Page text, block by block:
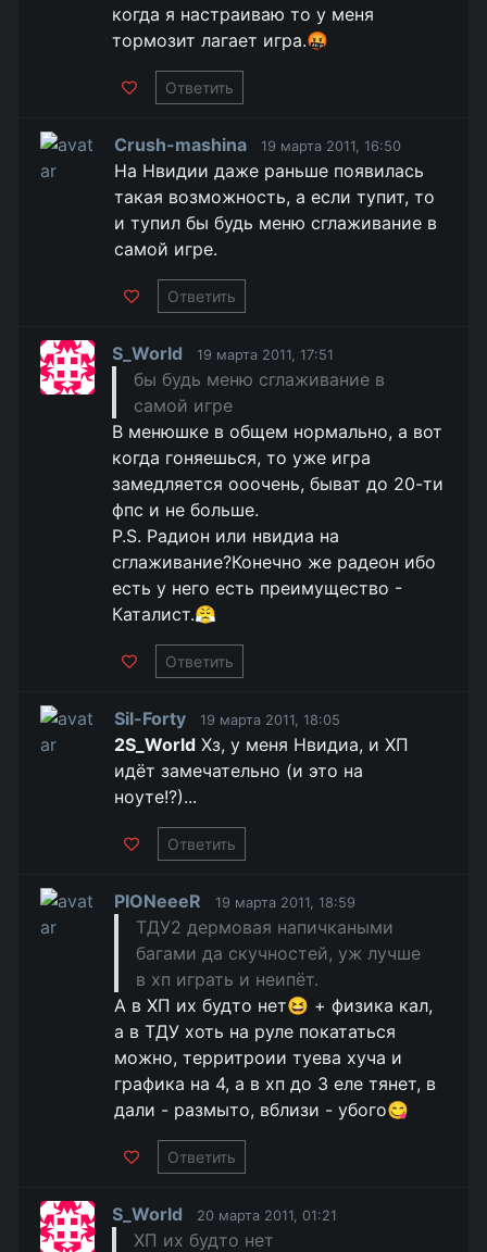
когда я настраиваю то у меня
тормозит лагает игра.🤬
Ответить
Crush-mashina 19 марта 2011, 16:50
На Нвидии даже раньше появилась
такая возможность, а если тупит, то
и тупил бы будь меню сглаживание в
самой игре.
Ответить
S_World 19 марта 2011, 17:51
бы будь меню сглаживание в
самой игре
В менюшке в общем нормально, а вот
когда гоняешься, то уже игра
замедляется ооочень, быват до 20-ти
фпс и не больше.
P.S. Радион или нвидиа на
сглаживание?Конечно же радеон ибо
есть у него есть преимущество -
Каталист.😤
Ответить
Sil-Forty 19 марта 2011, 18:05
2S_World Хз, у меня Нвидиа, и ХП
идёт замечательно (и это на
ноуте!?)...
Ответить
PIONeeeR 19 марта 2011, 18:59
ТДУ2 дермовая напичкаными
багами да скучностей, уж лучше
в хп играть и неипёт.
А в ХП их будто нет😆 + физика кал,
а в ТДУ хоть на руле покататься
можно, территроии туева хуча и
графика на 4, а в хп до 3 еле тянет, в
дали - размыто, вблизи - убого😋
Ответить
S_World 20 марта 2011, 01:21
ХП их будто нет